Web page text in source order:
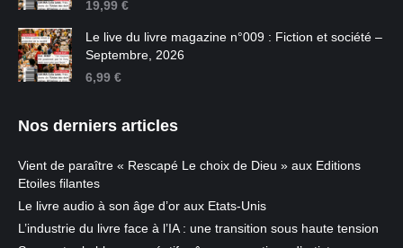
19,99 €
Le live du livre magazine n°009 : Fiction et société –
Septembre, 2026
6,99 €
Nos derniers articles
Vient de paraître « Rescapé Le choix de Dieu » aux Editions
Etoiles filantes
Le livre audio à son âge d’or aux Etats-Unis
L’industrie du livre face à l’IA : une transition sous haute tension